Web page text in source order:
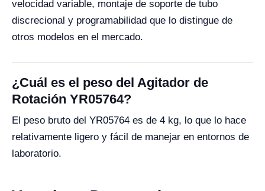
velocidad variable, montaje de soporte de tubo
discrecional y programabilidad que lo distingue de
otros modelos en el mercado.
¿Cuál es el peso del Agitador de
Rotación YR05764?
El peso bruto del YR05764 es de 4 kg, lo que lo hace
relativamente ligero y fácil de manejar en entornos de
laboratorio.